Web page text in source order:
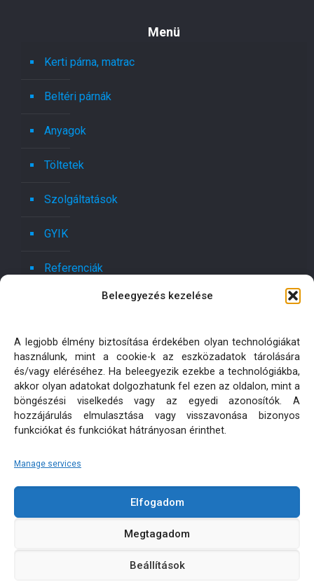
Beleegyezés kezelése
A legjobb élmény biztosítása érdekében olyan technológiákat
használunk, mint a cookie-k az eszközadatok tárolására
és/vagy eléréséhez. Ha beleegyezik ezekbe a technológiákba,
akkor olyan adatokat dolgozhatunk fel ezen az oldalon, mint a
böngészési viselkedés vagy az egyedi azonosítók. A
hozzájárulás elmulasztása vagy visszavonása bizonyos
funkciókat és funkciókat hátrányosan érinthet.
Manage services
Elfogadom
Megtagadom
Beállítások
Menü
Kerti párna, matrac
Beltéri párnák
Anyagok
Töltetek
Szolgáltatások
GYIK
Referenciák
Ajánlatot kérek!
Oldaltérkép
Adatkezelési tájékoztatók
KÜLTÉRI PÁRNA MATRAC MÉRETRE KÉSZÍTÉS | MINDEN
JOG FENNTARTVA! © 2026